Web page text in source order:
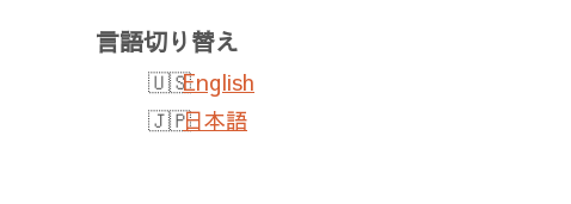
言語切り替え
English
日本語